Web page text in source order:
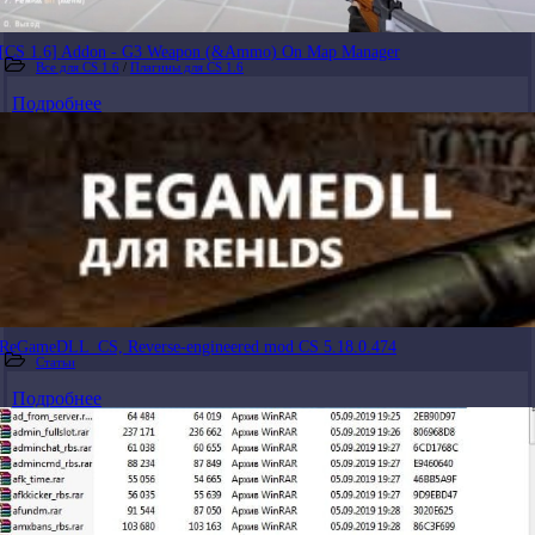
[CS 1.6] Addon - G3 Weapon (&Ammo) On Map Manager
Все для CS 1.6 / Плагины для CS 1.6
Подробнее
ReGameDLL_CS, Reverse-engineered mod CS 5.18.0.474
Статьи
Подробнее